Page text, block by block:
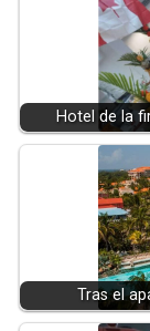
Hotel de la
Tras el